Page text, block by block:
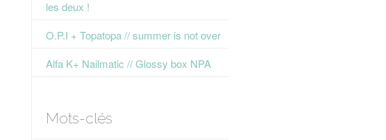
les deux !
O.P.I + Topatopa // summer is not over
Alfa K+ Nailmatic // Glossy box NPA
Mots-clés